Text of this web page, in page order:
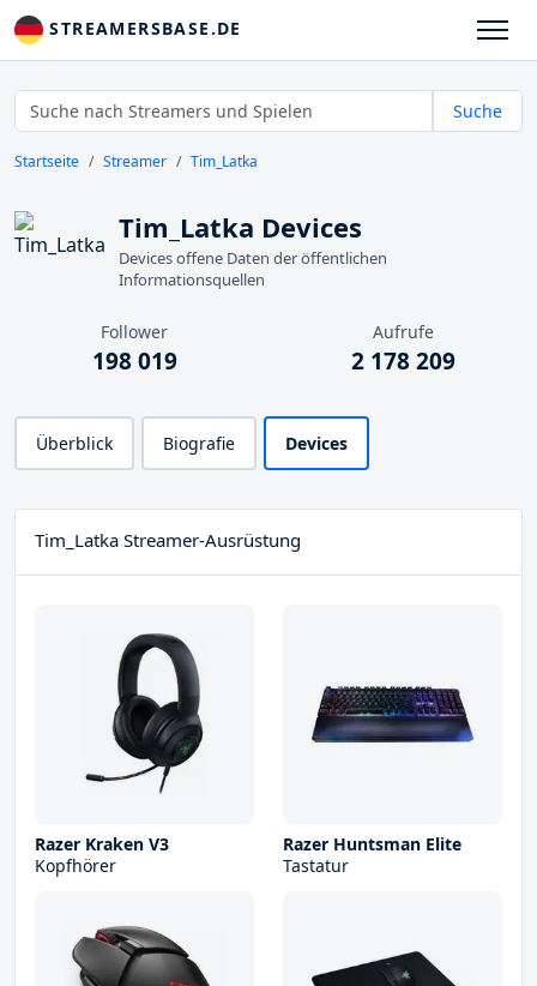
STREAMERSBASE.DE
Suche
Startseite Streamer Tim_Latka
Tim_Latka Devices
Devices offene Daten der öffentlichen
Informationsquellen
Follower
198 019
Aufrufe
2 178 209
Überblick Biografie Devices
Tim_Latka Streamer-Ausrüstung
Razer Kraken V3
Kopfhörer
Razer Huntsman Elite
Tastatur